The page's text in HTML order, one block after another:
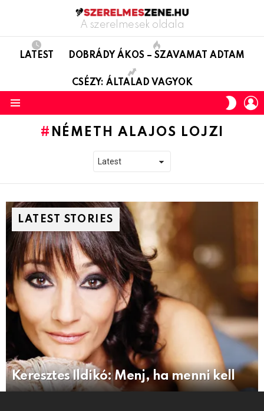
A szerelmesek oldala
LATEST DOBRÁDY ÁKOS – SZAVAMAT ADTAM
CSÉZY: ÁLTALAD VAGYOK
SKIN
NÉMETH ALAJOS LOJZI
LATEST STORIES
Keresztes Ildikó: Menj, ha menni kell